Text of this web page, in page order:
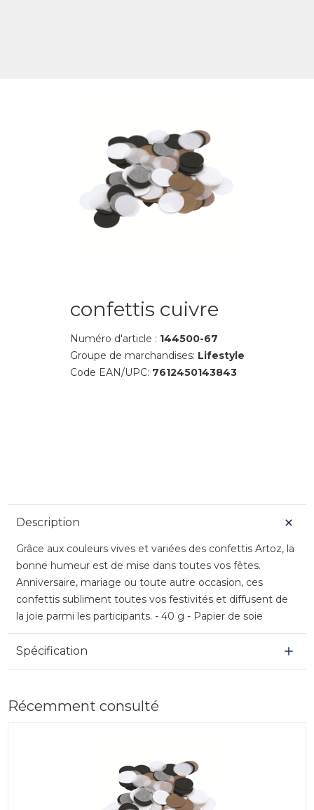
confettis cuivre
Numéro d'article : 144500-67
Groupe de marchandises: Lifestyle
Code EAN/UPC: 7612450143843
Description
Grâce aux couleurs vives et variées des confettis Artoz, la
bonne humeur est de mise dans toutes vos fêtes.
Anniversaire, mariage ou toute autre occasion, ces
confettis subliment toutes vos festivités et diffusent de
la joie parmi les participants. - 40 g - Papier de soie
Spécification
Récemment consulté